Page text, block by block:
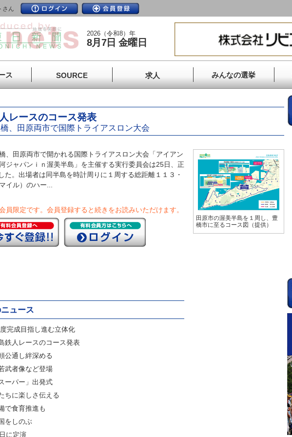
さん
2026（令和8）年
8月7日 金曜日
ス SOURCE 求人 みんなの選挙
レースのコース発表
、田原両市で国際トライアスロン大会
、田原両市で開かれる国際トライアスロン大会「アイアン
ジャパンｉｎ渥美半島」を主催する実行委員会は25日、正
た。出場者は同半島を時計周りに１周する総距離１１３・
イル）のハー...
員限定です。 会員登録すると続きをお読みいただけます。
ュース
完成目指し進む立体化
鉄人レースのコース発表
公通し絆深める
武者像など登場
ーパー」出発式
ちに楽しさ伝える
で食育推進も
をしのぶ
に定演
田原市の渥美半島を１周し、豊
橋市に至るコース図（提供）